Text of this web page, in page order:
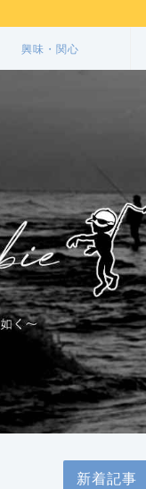
興味・関心
新着記事